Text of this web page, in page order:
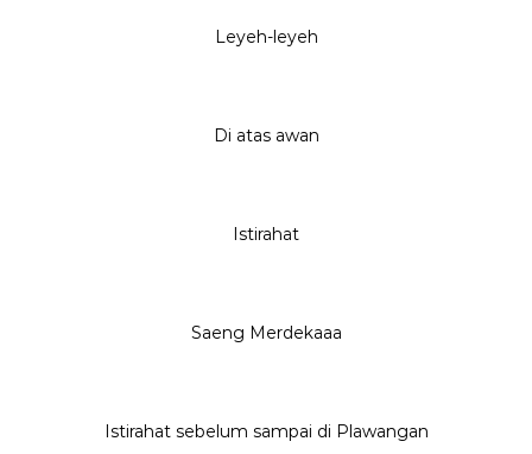
Leyeh-leyeh
Di atas awan
Istirahat
Saeng Merdekaaa
Istirahat sebelum sampai di Plawangan